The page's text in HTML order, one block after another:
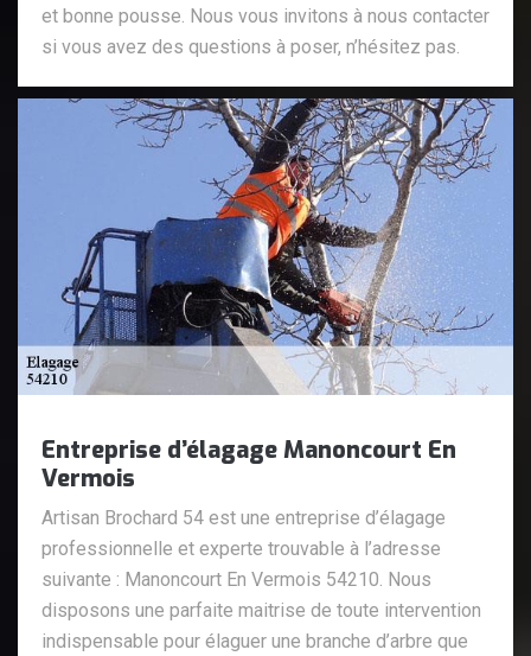
et bonne pousse. Nous vous invitons à nous contacter
si vous avez des questions à poser, n’hésitez pas.
Entreprise d’élagage Manoncourt En
Vermois
Artisan Brochard 54 est une entreprise d’élagage
professionnelle et experte trouvable à l’adresse
suivante : Manoncourt En Vermois 54210. Nous
disposons une parfaite maitrise de toute intervention
indispensable pour élaguer une branche d’arbre que